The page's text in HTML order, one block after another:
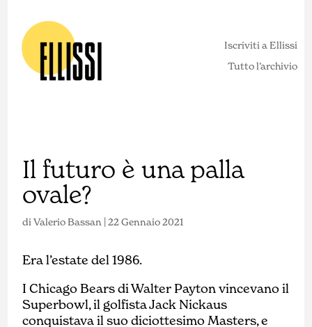
Iscriviti a Ellissi
Tutto l’archivio
Il futuro è una palla
ovale?
diValerio Bassan |22 Gennaio 2021
Era l’estate del 1986.
I Chicago Bears di Walter Payton vincevano il
Superbowl, il golfista Jack Nickaus
conquistava il suo diciottesimo Masters, e